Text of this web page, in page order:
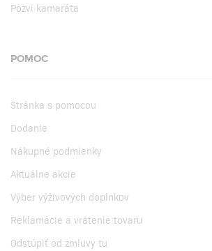
Pozvi kamaráta
POMOC
Stránka s pomocou
Dodanie
Nákupné podmienky
Aktuálne akcie
Výber výživových doplnkov
Reklamácie a vrátenie tovaru
Odstúpiť od zmluvy tu